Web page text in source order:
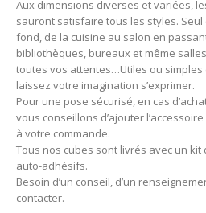
Aux dimensions diverses et variées,
sauront satisfaire tous les styles. Seul
fond, de la cuisine au salon en
bibliothèques, bureaux et même
toutes vos attentes…Utiles ou
laissez votre imagination s’exprimer.
Pour une pose sécurisé, en cas
vous conseillons d’ajouter
à votre commande.
Tous nos cubes sont livrés avec un
auto-adhésifs.
Besoin d’un conseil, d’un
contacter.